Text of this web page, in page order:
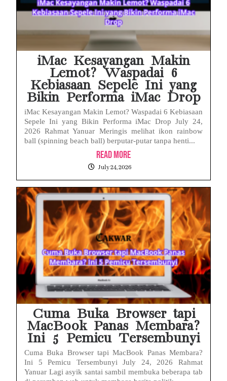
iMac Kesayangan Makin
Lemot? Waspadai 6
Kebiasaan Sepele Ini yang
Bikin Performa iMac Drop
iMac Kesayangan Makin Lemot? Waspadai 6 Kebiasaan
Sepele Ini yang Bikin Performa iMac Drop July 24,
2026 Rahmat Yanuar Meringis melihat ikon rainbow
ball (spinning beach ball) berputar-putar tanpa henti...
Read More
July 24, 2026
Cuma Buka Browser tapi
MacBook Panas Membara?
Ini 5 Pemicu Tersembunyi
Cuma Buka Browser tapi MacBook Panas Membara?
Ini 5 Pemicu Tersembunyi July 24, 2026 Rahmat
Yanuar Lagi asyik santai sambil membuka beberapa tab